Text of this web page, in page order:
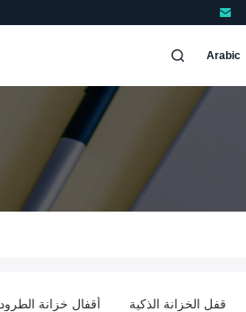
Arabic
أقفال خزانة الطرود قفل الخزانة الذكية